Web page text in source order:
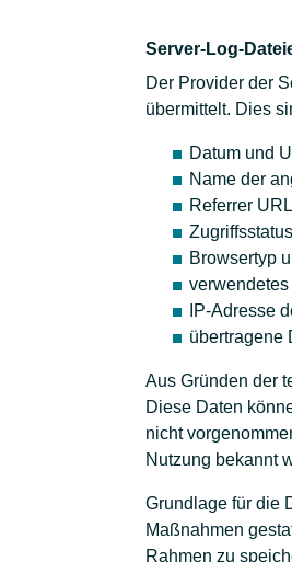
Server-Log-
Der Provider der
übermittelt. Dies
Datum und
Name der
Referrer
Zugriffsstatus
Browsertyp
IP-Adresse
übertragene
Aus Gründen der
Diese Daten
nicht
Nutzung bekannt
Grundlage für die
Maßnahmen
Rahmen zu